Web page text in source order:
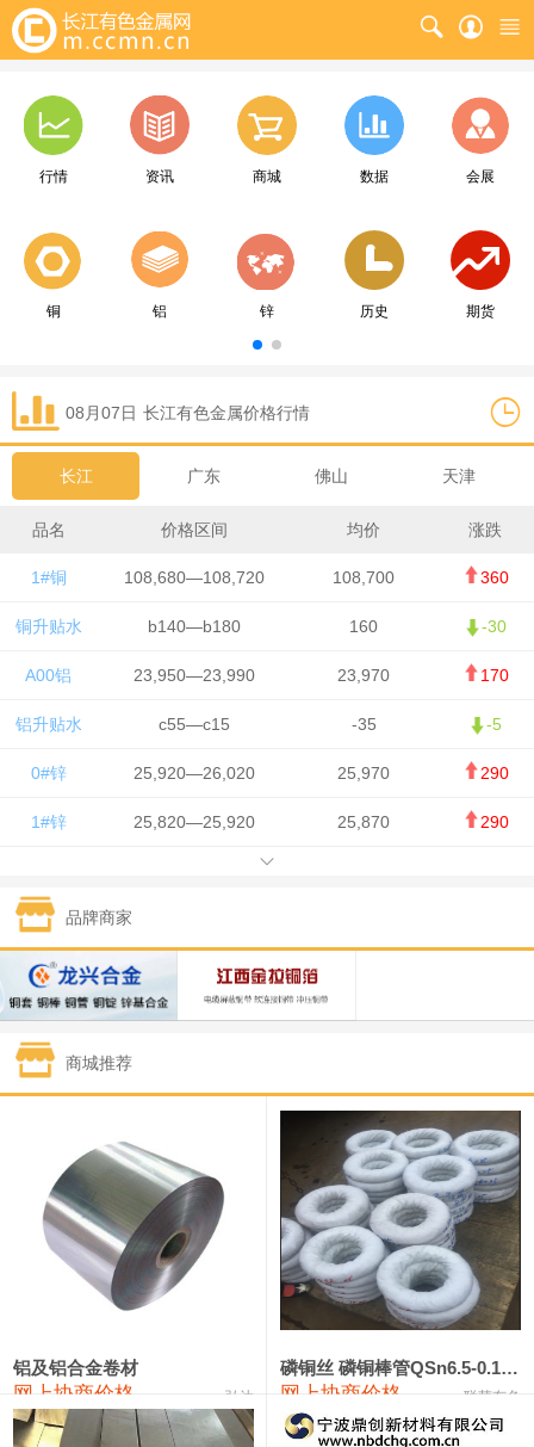
行情 资讯 商城 数据 会展
铜 铝 锌 历史 期货
08月07日 长江有色金属价格行情
长江 广东 佛山 天津
品名 价格区间 均价 涨跌
1#铜 108,680—108,720 108,700 360
铜升贴水 b140—b180 160 -30
A00铝 23,950—23,990 23,970 170
铝升贴水 c55—c15 -35 -5
0#锌 25,920—26,020 25,970 290
1#锌 25,820—25,920 25,870 290
1#锡 434,000—436,000
1#镍 129,550—130,750
1#白银 15,100—15,110 15,105 -70
钯金
331,000 -10,000
89,000—95,000 92,000 1,000
2#锑 85,000—91,000 88,000 1,000
1#镁 17,000—18,000 17,500 0
18,900—19,100 19,000 100
1#电解锰(99.7%袋装) 18,000—18,200 18,100 100
1#铬 60,000—82,000
品牌商家
商城推荐
铝及铝合金卷材
网上协商价格 弘达
磷铜丝 磷铜棒管QSn6.5-0.1 7-0.2 8-0.3
网上协商价格 联荣有色